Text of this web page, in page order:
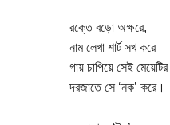
রক্তে বড়ো অক্ষরে,
নাম লেখা শার্ট সখ করে
গায় চাপিয়ে সেই মেয়েটির
দরজাতে সে ‘নক’ করে।